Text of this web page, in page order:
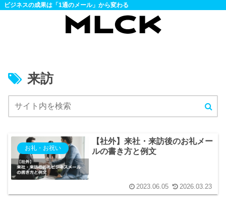
ビジネスの成果は「1通のメール」から変わる
来訪
お礼・お祝い
【社外】来社・来訪後のお礼メー
ルの書き方と例文
2023.06.05 2026.03.23